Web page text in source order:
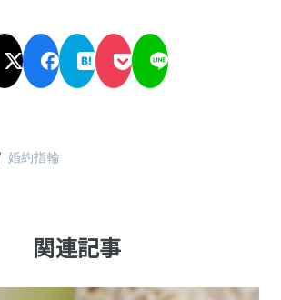
婚約指輪
関連記事